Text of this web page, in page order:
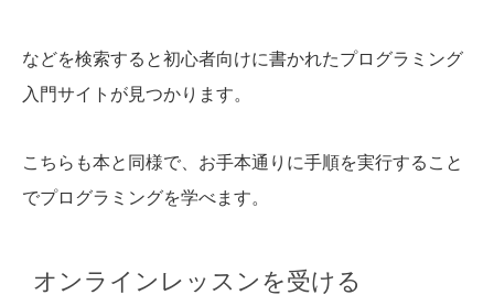
などを検索すると初心者向けに書かれたプログラミング
入門サイトが見つかります。
こちらも本と同様で、お手本通りに手順を実行すること
でプログラミングを学べます。
オンラインレッスンを受ける